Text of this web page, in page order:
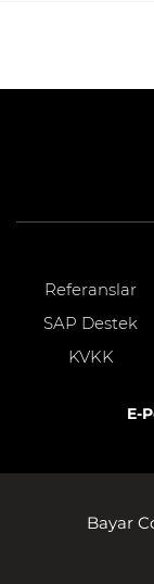
Referanslar
SAP Destek
KVKK
E-
Bayar